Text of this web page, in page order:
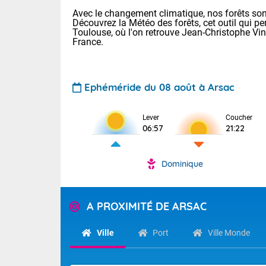
Avec le changement climatique, nos forêts
Découvrez la Météo des forêts, cet outil qui
Toulouse, où l'on retrouve Jean-Christophe
France.
Ephéméride du 08 août à Arsac
Lever
06:57
Coucher
21:22
Dominique
A PROXIMITÉ DE ARSAC
Ville Port Ville Monde
Voici les
: 22/28 Paris
Clermont-Fd
Limoges :
Lille : 22/29
(26), Gard
(83), et